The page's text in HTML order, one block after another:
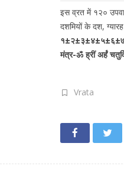
इस व्रत में १२०
दशमियों के दश,
मंत्र-ॐ ह्रीं अर्हं
Vrata